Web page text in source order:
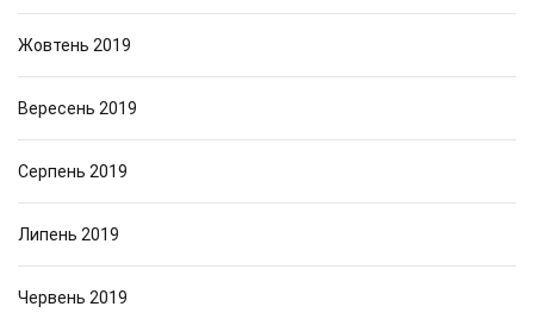
Жовтень 2019
Вересень 2019
Серпень 2019
Липень 2019
Червень 2019